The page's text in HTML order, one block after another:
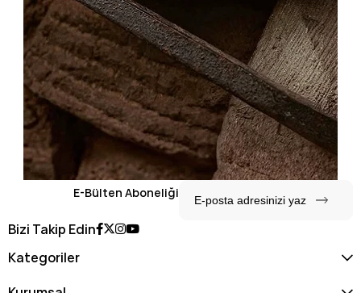
E-Bülten Aboneliği
Bizi Takip Edin
Kategoriler